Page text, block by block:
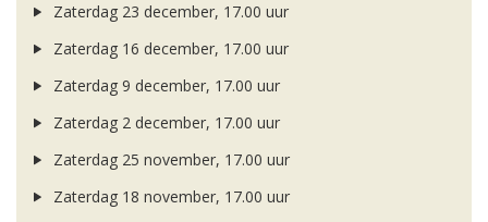
Zaterdag 23 december, 17.00 uur
Zaterdag 16 december, 17.00 uur
Zaterdag 9 december, 17.00 uur
Zaterdag 2 december, 17.00 uur
Zaterdag 25 november, 17.00 uur
Zaterdag 18 november, 17.00 uur